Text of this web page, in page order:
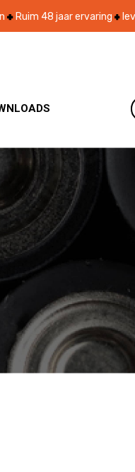
Ruim 48 jaar ervaring